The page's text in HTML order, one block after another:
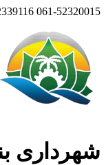
061-52320015
شهرداری